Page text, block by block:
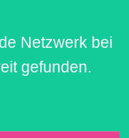
Netzwerk bei
gefunden.